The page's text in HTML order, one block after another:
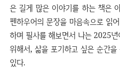
은 길게 많은 이야기를 하는 책은
펜하우어의 문장을 마음속으로 읽
하며 필사를 해보면서 나는 2025
위해서, 삶을 포기하고 싶은 순간
있다.